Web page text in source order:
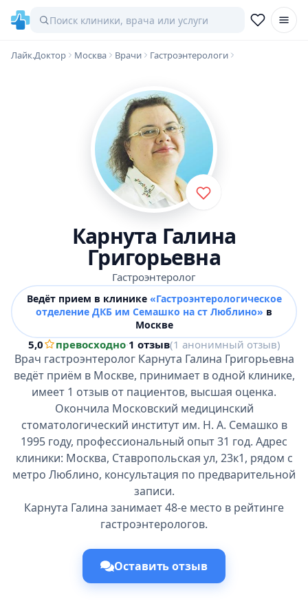
Лайк.Доктор Москва Врачи Гастроэнтерологи
Карнута Галина
Григорьевна
Гастроэнтеролог
Ведёт прием в клинике «Гастроэнтерологическое
отделение ДКБ им Семашко на ст Люблино» в
Москве
5,0 превосходно·1 отзыв(1 анонимный отзыв)
Врач гастроэнтеролог Карнута Галина Григорьевна
ведёт приём в Москве, принимает в одной клинике,
имеет 1 отзыв от пациентов, высшая оценка.
Окончила Московский медицинский
стоматологический институт им. Н. А. Семашко в
1995 году, профессиональный опыт 31 год. Адрес
клиники: Москва, Ставропольская ул, 23к1, рядом с
метро Люблино, консультация по предварительной
записи.
Карнута Галина занимает 48-е место в рейтинге
гастроэнтерологов.
Оставить отзыв